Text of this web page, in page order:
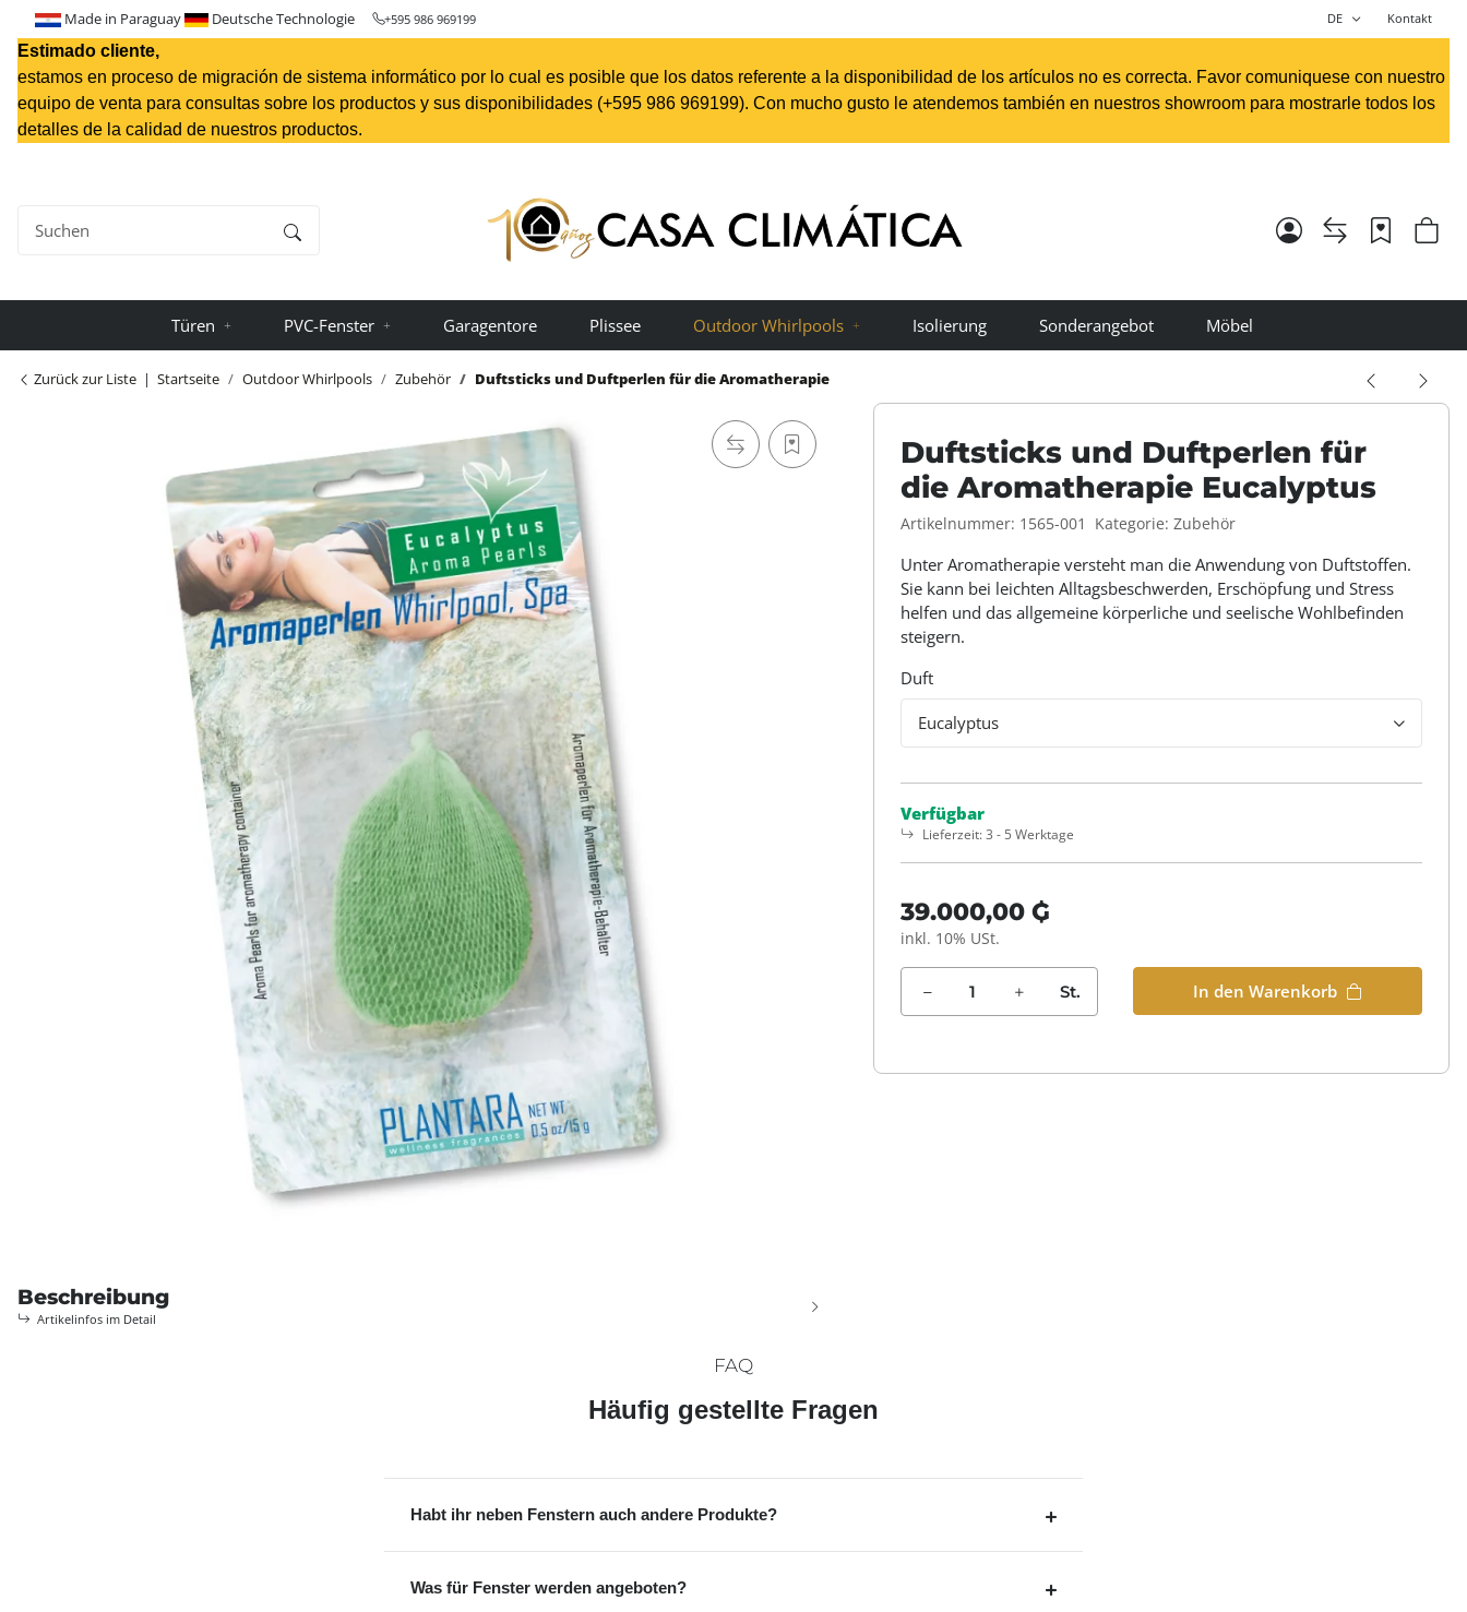
+595 986 969199 DE Kontakt
Made in Paraguay Deutsche Technologie
Estimado cliente,
estamos en proceso de migración de sistema informático por lo cual es posible que los datos referente a la disponibilidad de los artículos no es correcta. Favor comuniquese con nuestro
equipo de venta para consultas sobre los productos y sus disponibilidades (+595 986 969199). Con mucho gusto le atendemos también en nuestros showroom para mostrarle todos los
detalles de la calidad de nuestros productos.
Türen PVC-Fenster Garagentore Plissee Outdoor Whirlpools Isolierung Sonderangebot Möbel
Zurück zur Liste Startseite Outdoor Whirlpools Zubehör Duftsticks und Duftperlen für die Aromatherapie
Duftsticks und Duftperlen für
die Aromatherapie Eucalyptus
Artikelnummer: 1565-001 Kategorie: Zubehör
Unter Aromatherapie versteht man die Anwendung von Duftstoffen.
Sie kann bei leichten Alltagsbeschwerden, Erschöpfung und Stress
helfen und das allgemeine körperliche und seelische Wohlbefinden
steigern.
Duft
Eucalyptus
Verfügbar
Lieferzeit:3 - 5 Werktage
39.000,00 ₲
inkl. 10% USt.
St. In den Warenkorb
Beschreibung
Artikelinfos im Detail
FAQ
Häufig gestellte Fragen
Habt ihr neben Fenstern auch andere Produkte?
Was für Fenster werden angeboten?